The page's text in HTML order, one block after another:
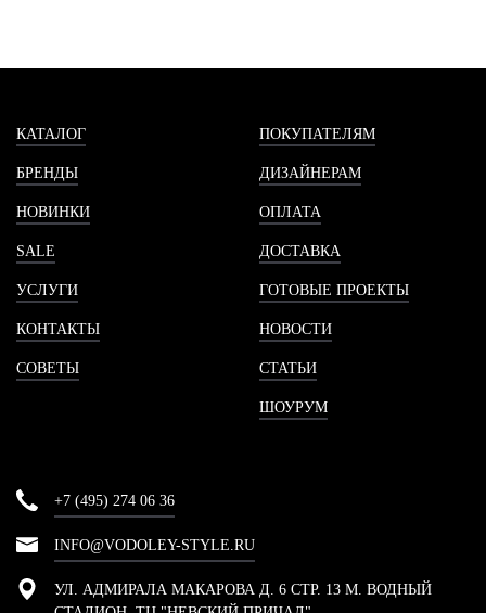
КАТАЛОГ
БРЕНДЫ
НОВИНКИ
SALE
УСЛУГИ
КОНТАКТЫ
СОВЕТЫ
ПОКУПАТЕЛЯМ
ДИЗАЙНЕРАМ
ОПЛАТА
ДОСТАВКА
ГОТОВЫЕ ПРОЕКТЫ
НОВОСТИ
СТАТЬИ
ШОУРУМ
+7 (495) 274 06 36
INFO@VODOLEY-STYLE.RU
УЛ. АДМИРАЛА МАКАРОВА Д. 6 СТР. 13 М. ВОДНЫЙ